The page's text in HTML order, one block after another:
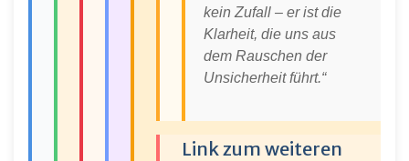
kein Zufall – er ist die
Klarheit, die uns aus
dem Rauschen der
Unsicherheit führt.“
Link zum weiteren